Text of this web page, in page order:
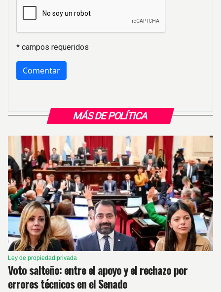
MÁS DE POLÍTICA
Ley de propiedad privada
Voto salteño: entre el apoyo y el rechazo por
errores técnicos en el Senado
* campos requeridos